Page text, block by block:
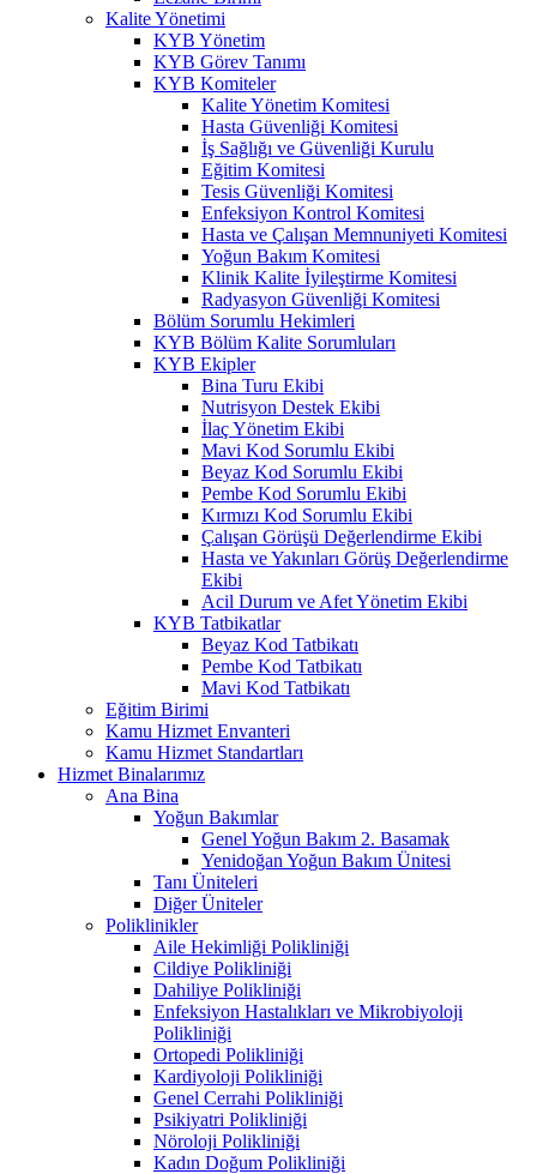
Kalite Yönetimi
KYB Yönetim
KYB Görev Tanımı
KYB Komiteler
Kalite Yönetim Komitesi
Hasta Güvenliği Komitesi
İş Sağlığı ve Güvenliği Kurulu
Eğitim Komitesi
Tesis Güvenliği Komitesi
Enfeksiyon Kontrol Komitesi
Hasta ve Çalışan Memnuniyeti Komitesi
Yoğun Bakım Komitesi
Klinik Kalite İyileştirme Komitesi
Radyasyon Güvenliği Komitesi
Bölüm Sorumlu Hekimleri
KYB Bölüm Kalite Sorumluları
KYB Ekipler
Bina Turu Ekibi
Nutrisyon Destek Ekibi
İlaç Yönetim Ekibi
Mavi Kod Sorumlu Ekibi
Beyaz Kod Sorumlu Ekibi
Pembe Kod Sorumlu Ekibi
Kırmızı Kod Sorumlu Ekibi
Çalışan Görüşü Değerlendirme Ekibi
Hasta ve Yakınları Görüş Değerlendirme
Ekibi
Acil Durum ve Afet Yönetim Ekibi
KYB Tatbikatlar
Beyaz Kod Tatbikatı
Pembe Kod Tatbikatı
Mavi Kod Tatbikatı
Eğitim Birimi
Kamu Hizmet Envanteri
Kamu Hizmet Standartları
Hizmet Binalarımız
Ana Bina
Yoğun Bakımlar
Genel Yoğun Bakım 2. Basamak
Yenidoğan Yoğun Bakım Ünitesi
Tanı Üniteleri
Diğer Üniteler
Poliklinikler
Aile Hekimliği Polikliniği
Cildiye Polikliniği
Dahiliye Polikliniği
Enfeksiyon Hastalıkları ve Mikrobiyoloji
Polikliniği
Ortopedi Polikliniği
Kardiyoloji Polikliniği
Genel Cerrahi Polikliniği
Psikiyatri Polikliniği
Nöroloji Polikliniği
Kadın Doğum Polikliniği